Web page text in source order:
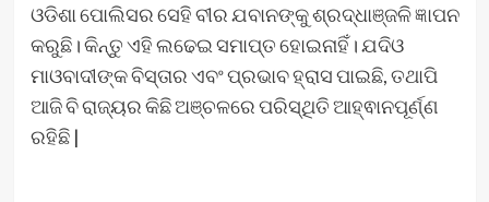
ଓଡିଶା ପୋଲିସର ସେହି ବୀର ଯବାନଙ୍କୁ ଶ୍ରଦ୍ଧାଞ୍ଜଳି ଜ୍ଞାପନ
କରୁଛି। କିନ୍ତୁ ଏହି ଲଢେଇ ସମାପ୍ତ ହୋଇନାହିଁ। ଯଦିଓ
ମାଓବାଦୀଙ୍କ ବିସ୍ତାର ଏବଂ ପ୍ରଭାବ ହ୍ରାସ ପାଇଛି, ତଥାପି
ଆଜି ବି ରାଜ୍ୟର କିଛି ଅଞ୍ଚଳରେ ପରିସ୍ଥିତି ଆହ୍ଵାନପୂର୍ଣ୍ଣ
ରହିଛି |